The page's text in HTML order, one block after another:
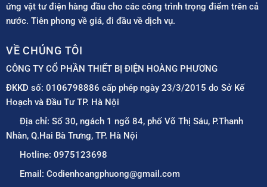
ứng vật tư điện hàng đầu cho các công trình trọng điểm trên cả
nước. Tiên phong về giá, đi đầu về dịch vụ.
VỀ CHÚNG TÔI
CÔNG TY CỔ PHẦN THIẾT BỊ ĐIỆN HOÀNG PHƯƠNG
ĐKKD số: 0106798886 cấp phép ngày 23/3/2015 do Sở Kế
Hoạch và Đầu Tư TP. Hà Nội
Địa chỉ: Số 30, ngách 1 ngõ 84, phố Võ Thị Sáu, P.Thanh
Nhàn, Q.Hai Bà Trưng, TP. Hà Nội
Hotline: 0975123698
Email: Codienhoangphuong@gmail.com